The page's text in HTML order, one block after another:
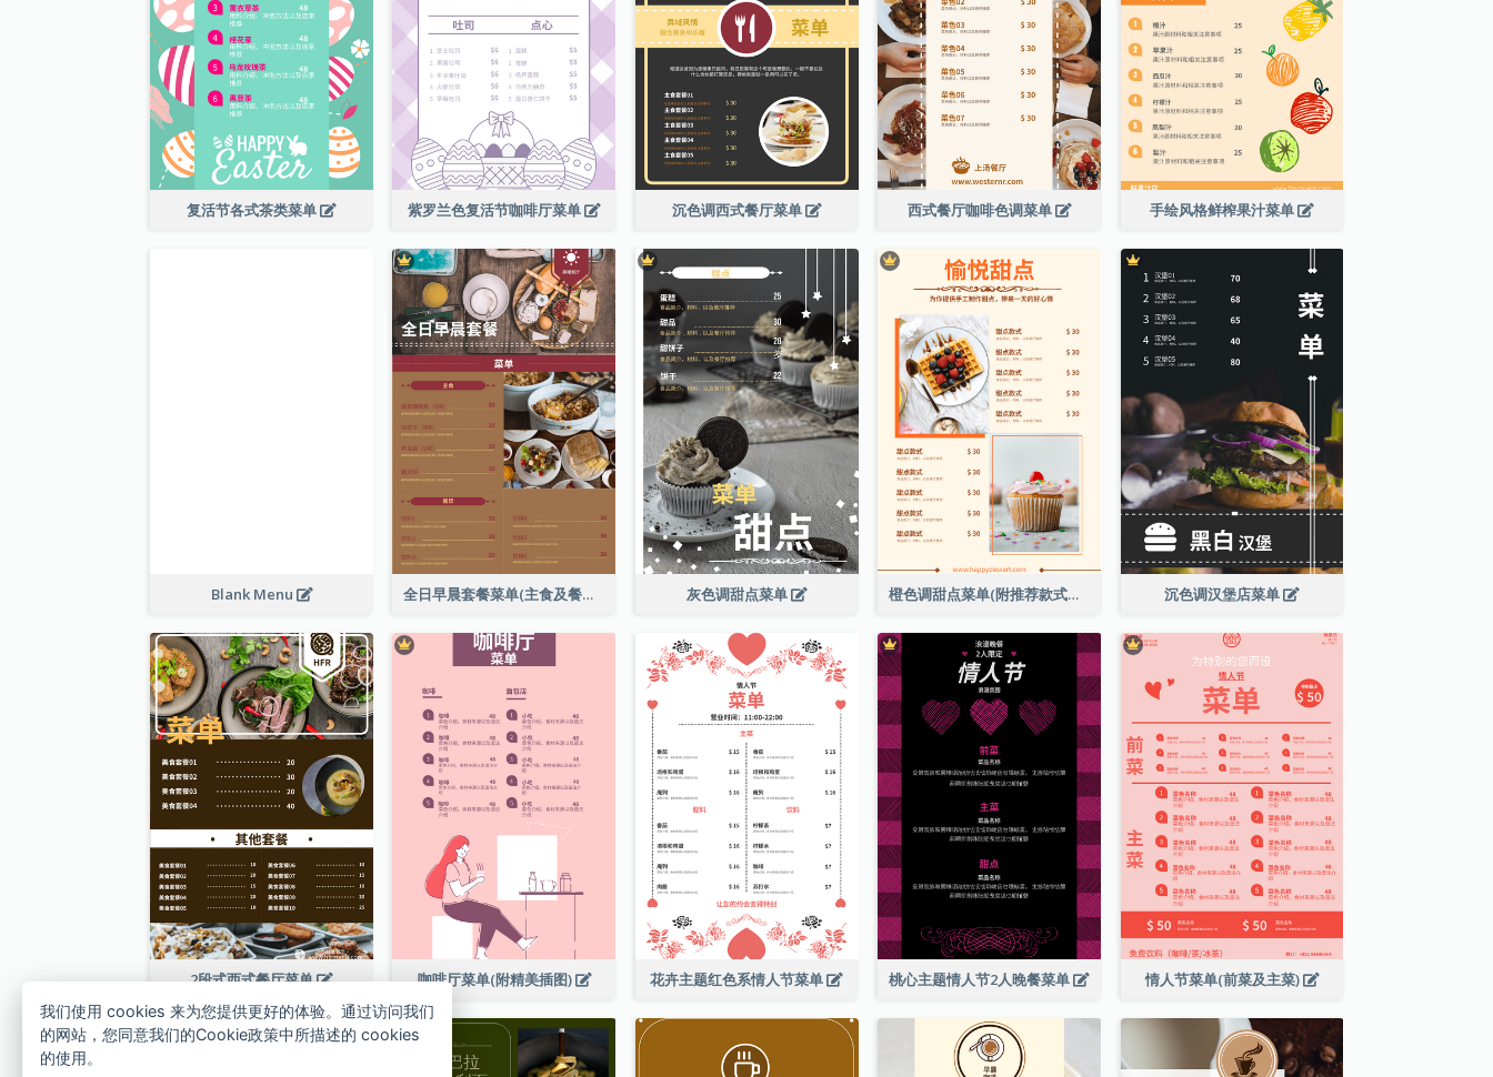
复活节各式茶类菜单 紫罗兰色复活节咖啡厅菜单 沉色调西式餐厅菜单 西式餐厅咖啡色调菜单 手绘风格鲜榨果汁菜单
Blank Menu 全日早晨套餐菜单(主食及餐饮) 灰色调甜点菜单 橙色调甜点菜单(附推荐款式图片) 沉色调汉堡店菜单
2段式西式餐厅菜单 咖啡厅菜单(附精美插图) 花卉主题红色系情人节菜单 桃心主题情人节2人晚餐菜单 情人节菜单(前菜及主菜)
我们使用 cookies 来为您提供更好的体验。通过访问我们
的网站，您同意我们的Cookie政策中所描述的 cookies
的使用。